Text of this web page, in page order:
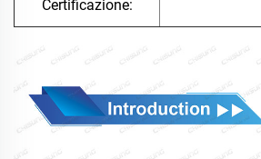
Certificazione: